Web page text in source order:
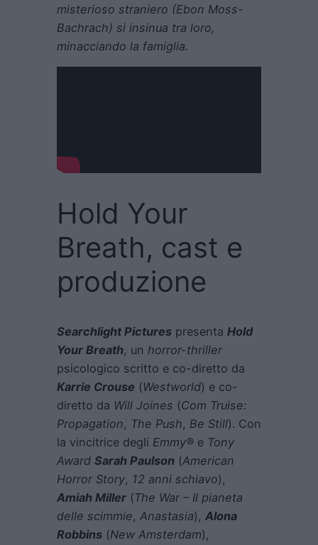
misterioso straniero (Ebon Moss-
Bachrach) si insinua tra loro,
minacciando la famiglia.
Hold Your
Breath, cast e
produzione
Searchlight Pictures presenta Hold
Your Breath, un horror-thriller
psicologico scritto e co-diretto da
Karrie Crouse (Westworld) e co-
diretto da Will Joines (Com Truise:
Propagation, The Push, Be Still). Con
la vincitrice degli Emmy® e Tony
Award Sarah Paulson (American
Horror Story, 12 anni schiavo),
Amiah Miller (The War – Il pianeta
delle scimmie, Anastasia), Alona
Robbins (New Amsterdam),